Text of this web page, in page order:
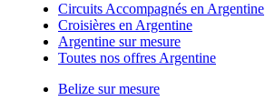
Circuits Accompagnés en Argentine
Croisières en Argentine
Argentine sur mesure
Toutes nos offres Argentine
Belize sur mesure